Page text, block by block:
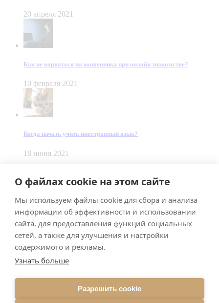
О файлах cookie на этом сайте
Мы используем файлы cookie для сбора и анализа
информации об эффективности и использовании
сайта, для предоставления функций социальных
сетей, а также для улучшения и настройки
содержимого и рекламы.
Узнать больше
Разрешить cookie
20 апреля 2021
Как не нарваться на мошенника при онлайн знакомстве?
10 февраля 2021
Когда начать учить иностранный язык?
18 июня 2021
Made bySmart Team
ImpressumDatenschutz
Подписывайтесь на меня в Телеграм
Подписаться